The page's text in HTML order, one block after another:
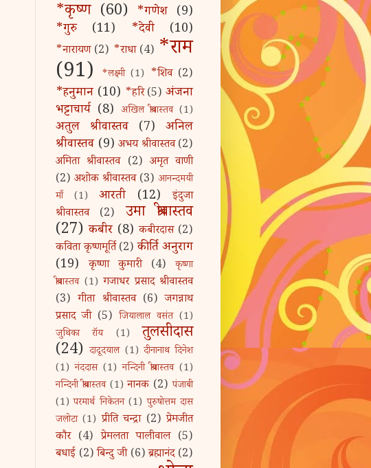
*कृष्ण (60) *गणेश (9)
*गुरु
(11) *देवी (10)
*नारायण (2) *राधा (4) *राम
(91) *लक्ष्मी (1) *शिव (2)
*हनुमान (10) *हरि (5) अंजना
भट्टाचार्य (8) अखिल श्रीवास्तव (1)
अतुल श्रीवास्तव (7) अनिल
श्रीवास्तव (9) अभय श्रीवास्तव (2)
अमिता श्रीवास्तव (2) अमृत वाणी
(2) अशोक श्रीवास्तव (3) आनन्दमयी
माँ
(1) आरती (12)
इंदुजा
श्रीवास्तव
(2) उमा श्रीवास्तव
(27) कबीर (8) कबीरदास (2)
कविता कृष्णमूर्ति (2) कीर्ति अनुराग
(19) कृष्णा कुमारी (4)
कृष्णा
श्रीवास्तव (1) गजाधर प्रसाद श्रीवास्तव
(3) गीता श्रीवास्तव (6) जगन्नाथ
प्रसाद जी (5) जियालाल वसंत (1)
जुथिका रॉय
(1) तुलसीदास
(24) दादूदयाल (1) दीनानाथ दिनेश
(1) नंददास (1) नन्दिनी श्रीवास्तव (1)
नन्दिनी श्रीवास्तव (1) नानक (2) पंजाबी
(1) परमार्थ निकेतन (1) पुरुषोत्तम दास
जलोटा (1) प्रीति चन्द्रा (2) प्रेमजीत
कौर (4) प्रेमलता पालीवाल (5)
बधाई (2) बिन्दु जी (6) ब्रह्मानंद (2)